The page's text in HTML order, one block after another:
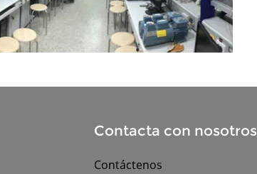
Contacta con nosotros
Contáctenos